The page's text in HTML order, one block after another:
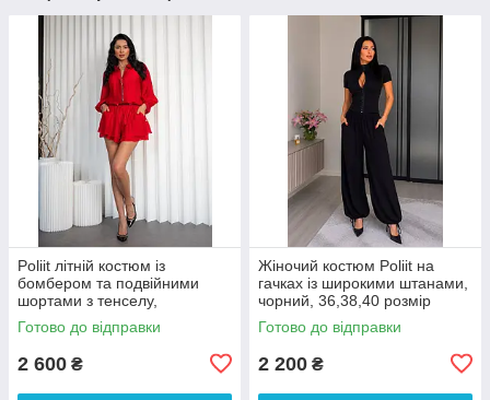
Poliit літній костюм із
бомбером та подвійними
шортами з тенселу,
червоний, 36–38
Готово до відправки
2 600 ₴
Жіночий костюм Poliit на
гачках із широкими штанами,
чорний, 36,38,40 розмір
Готово до відправки
2 200 ₴